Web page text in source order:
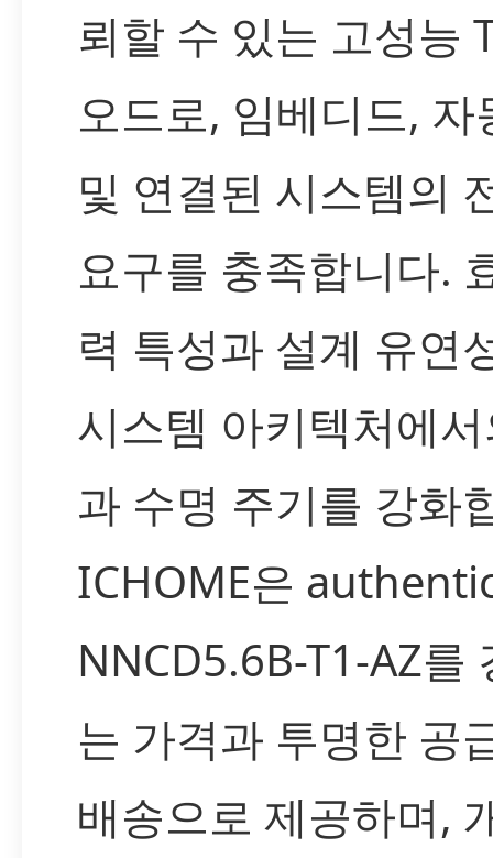
뢰할 수 있는 고성능
오드로, 임베디드, 자
및 연결된 시스템의
요구를 충족합니다.
력 특성과 설계 유연
시스템 아키텍처에
과 수명 주기를 강화
ICHOME은
NNCD5.6B-T1-AZ를
는 가격과 투명한 공
배송으로 제공하며,